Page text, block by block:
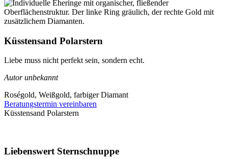
Küsstensand Polarstern
Liebe muss nicht perfekt sein, sondern echt.
Autor unbekannt
Roségold, Weißgold, farbiger Diamant
Beratungstermin vereinbaren
Küsstensand Polarstern
Liebenswert Sternschnuppe